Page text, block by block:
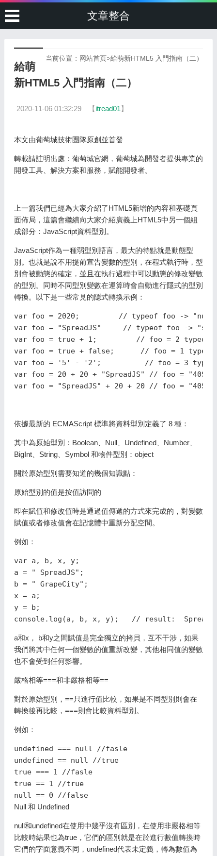
文章整合
当前位置： 网站首页>給萌新HTML5 入門指南（二）
給萌
新HTML5 入門指南（二）
2020-11-06 01:32:29 【itread01】
本文由葡萄城技術團隊原創並首發
轉載請註明出處：葡萄城官網，葡萄城為開發者提供專業的
開發工具、解決方案和服務，賦能開發者。
上一篇我們已經為大家介紹了HTML5新增的內容和基礎頁
面佈局，這篇會繼續向大家介紹廣義上HTML5中另一個組
成部分：JavaScript資料型別。
JavaScript作為一種弱型別語言，最大的特點就是動態型
別。也就是說不用提前宣告變數的型別，在程式執行時，型
別會被動態的確定，並且在執行過程中可以動態的修改變數
的型別。同時不同型別變數在運算時會自動進行隱式的型別
轉換。以下是一些常見的隱式轉換示例：
var foo = 2020; 	// typeof foo -> "number"
var foo = "SpreadJS"	 // typeof foo -> "string"
var foo = true + 1;         // foo = 2 typeof
var foo = true + false;      // foo = 1 typeof
var foo = '5' - '2';          // foo = 3 typeof
var foo = 20 + 20 + "SpreadJS" // foo =
依據最新的 ECMAScript 標準將資料型別定義了 8 種：
其中為原始型別：Boolean、Null、Undefined、Number、
BigInt、String、Symbol 和物件型別：object
關於原始型別需要知道的幾個知識點：
原始型別的值是按值訪問的
即在賦值和修改值時是通過值傳遞的方式來完成的，對變數
賦值或者修改值會在記憶體中重新分配空間。
例如：
var a, b, x, y;
a = " SpreadJS";
b = " GrapeCity";
x = a;
y = b;
console.log(a, b, x, y);   // result:  SpreadJS
a和x， b和y之間賦值是完全獨立的拷貝，互不干涉，如果
我們將其中任何一個變數的值重新改變，其他相同值的變數
也不會受到任何影響。
嚴格相等===和非嚴格相等==
對於原始型別，==只進行值比較，如果是不同型別則會在
轉換後再比較，===則會比較資料型別。
例如：
undefined === null //fasle
undefined == null //true
true === 1 //fasle
true == 1 //true
null == 0 //false
Null 和 Undefined
null和undefined在使用中幾乎沒有區別，在使用非嚴格相等
比較時結果也為true，它們的區別就是在於進行數值轉換時
它們的字面意義不同，undefined代表未定義，轉為數值為